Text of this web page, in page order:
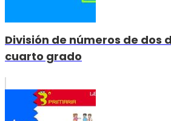
División de números de dos
cuarto grado